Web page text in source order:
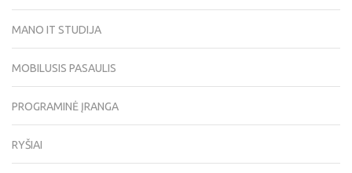
MANO IT STUDIJA
MOBILUSIS PASAULIS
PROGRAMINĖ ĮRANGA
RYŠIAI